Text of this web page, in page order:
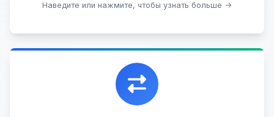
Наведите или нажмите, чтобы узнать больше →
Узнать стоимость
Уникальная возможность обменять ваш
автомобиль с доплатой, подобрав вам
подходящий вариант.